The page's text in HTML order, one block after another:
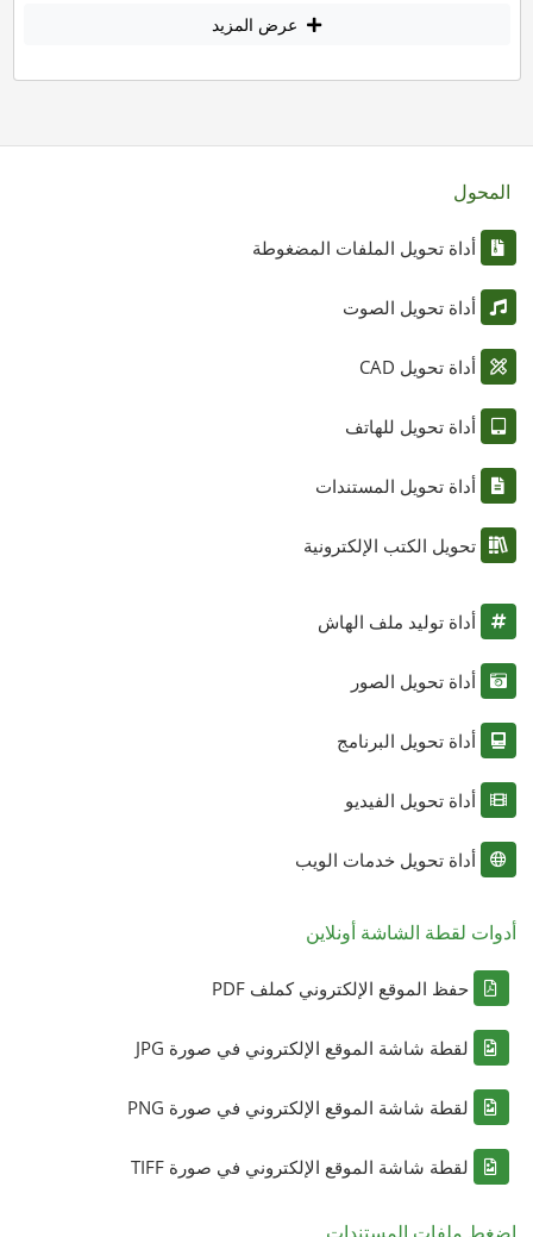
عرض المزيد
المحول
أداة تحويل الملفات المضغوطة
أداة تحويل الصوت
أداة تحويل CAD
أداة تحويل للهاتف
أداة تحويل المستندات
تحويل الكتب الإلكترونية
أداة توليد ملف الهاش
أداة تحويل الصور
أداة تحويل البرنامج
أداة تحويل الفيديو
أداة تحويل خدمات الويب
أدوات لقطة الشاشة أونلاين
حفظ الموقع الإلكتروني كملف PDF
لقطة شاشة الموقع الإلكتروني في صورة JPG
لقطة شاشة الموقع الإلكتروني في صورة PNG
لقطة شاشة الموقع الإلكتروني في صورة TIFF